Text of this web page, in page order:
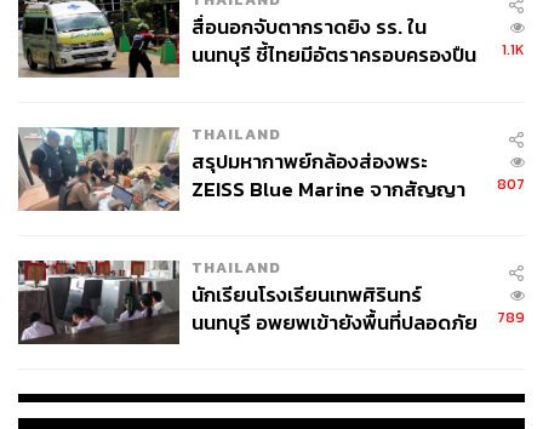
สื่อนอกจับตากราดยิง รร. ใน
นนทบุรี ชี้ไทยมีอัตราครอบครองปืน
1.1K
THAILAND
สรุปมหากาพย์กล้องส่องพระ
ZEISS Blue Marine จากสัญญา
จ่ายหนี้-แอบระบุแบรนด์
807
THAILAND
นักเรียนโรงเรียนเทพศิรินทร์
นนทบุรี อพยพเข้ายังพื้นที่ปลอดภัย
789